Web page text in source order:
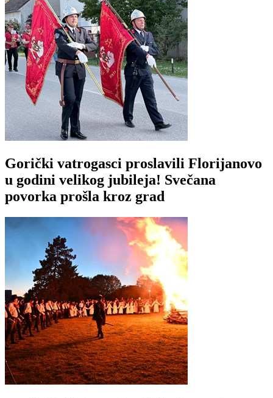
Gorički vatrogasci proslavili Florijanovo
u godini velikog jubileja! Svečana
povorka prošla kroz grad